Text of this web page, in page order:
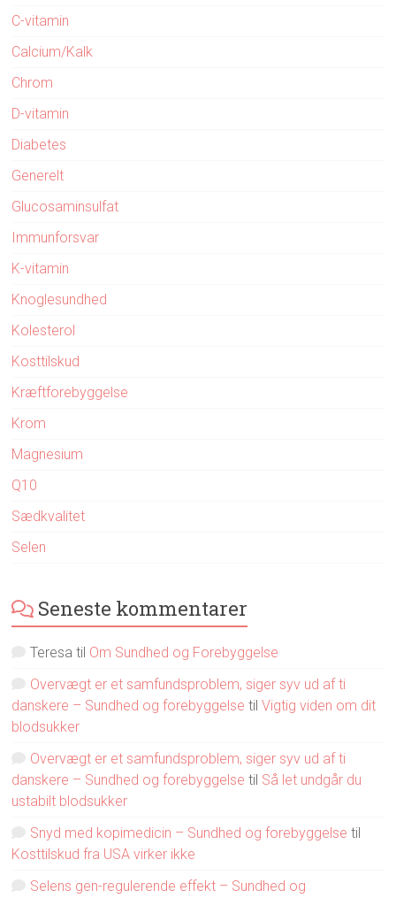
C-vitamin
Calcium/Kalk
Chrom
D-vitamin
Diabetes
Generelt
Glucosaminsulfat
Immunforsvar
K-vitamin
Knoglesundhed
Kolesterol
Kosttilskud
Kræftforebyggelse
Krom
Magnesium
Q10
Sædkvalitet
Selen
Seneste kommentarer
Teresa til Om Sundhed og Forebyggelse
Overvægt er et samfundsproblem, siger syv ud af ti
danskere – Sundhed og forebyggelse tilVigtig viden om dit
blodsukker
Overvægt er et samfundsproblem, siger syv ud af ti
danskere – Sundhed og forebyggelse til Så let undgår du
ustabilt blodsukker
Snyd med kopimedicin – Sundhed og forebyggelse til
Kosttilskud fra USA virker ikke
Selens gen-regulerende effekt – Sundhed og